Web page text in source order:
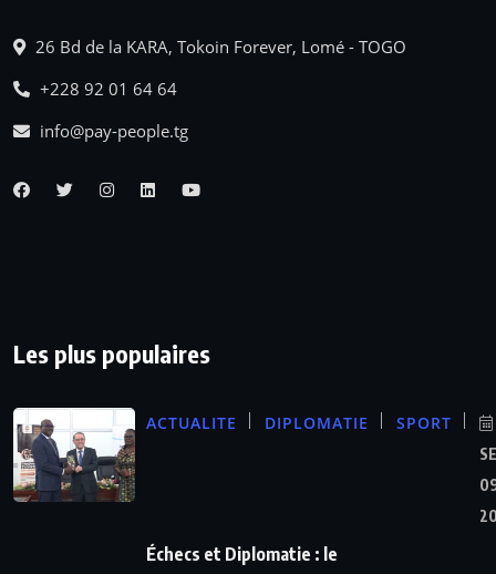
26 Bd de la KARA, Tokoin Forever, Lomé - TOGO
+228 92 01 64 64
info@pay-people.tg
Les plus populaires
ACTUALITE DIPLOMATIE SPORT
Échecs et Diplomatie : le